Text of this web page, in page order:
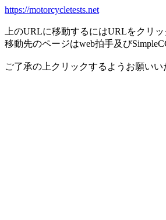
https://motorcycletests.net
上のURLに移動するにはURLをクリッ
移動先のページはweb拍手及び
ご了承の上クリックするようお願いい